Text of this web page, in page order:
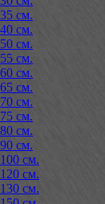
35 см.
40 см.
50 см.
55 см.
60 см.
65 см.
70 см.
75 см.
80 см.
90 см.
100 см.
120 см.
130 см.